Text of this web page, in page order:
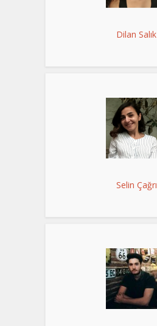
Dilan Salık
Selin Çağrı